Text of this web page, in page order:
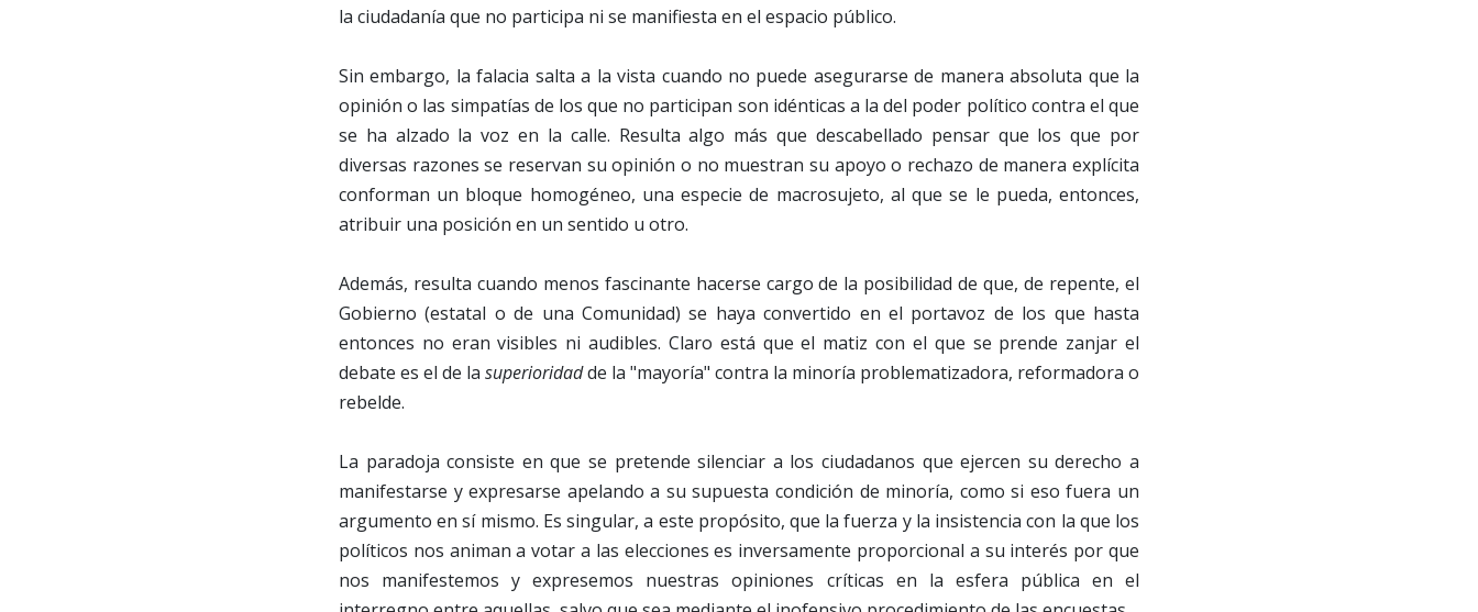
la ciudadanía que no participa ni se manifiesta en el espacio público.
Sin embargo, la falacia salta a la vista cuando no puede asegurarse de manera absoluta que la
opinión o las simpatías de los que no participan son idénticas a la del poder político contra el que
se ha alzado la voz en la calle. Resulta algo más que descabellado pensar que los que por
diversas razones se reservan su opinión o no muestran su apoyo o rechazo de manera explícita
conforman un bloque homogéneo, una especie de macrosujeto, al que se le pueda, entonces,
atribuir una posición en un sentido u otro.
Además, resulta cuando menos fascinante hacerse cargo de la posibilidad de que, de repente, el
Gobierno (estatal o de una Comunidad) se haya convertido en el portavoz de los que hasta
entonces no eran visibles ni audibles. Claro está que el matiz con el que se prende zanjar el
debate es el de la superioridadde la "mayoría" contra la minoría problematizadora, reformadora o
rebelde.
La paradoja consiste en que se pretende silenciar a los ciudadanos que ejercen su derecho a
manifestarse y expresarse apelando a su supuesta condición de minoría, como si eso fuera un
argumento en sí mismo. Es singular, a este propósito, que la fuerza y la insistencia con la que los
políticos nos animan a votar a las elecciones es inversamente proporcional a su interés por que
nos manifestemos y expresemos nuestras opiniones críticas en la esfera pública en el